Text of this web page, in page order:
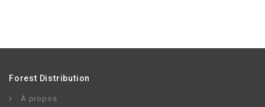
Forest Distribution
À propos